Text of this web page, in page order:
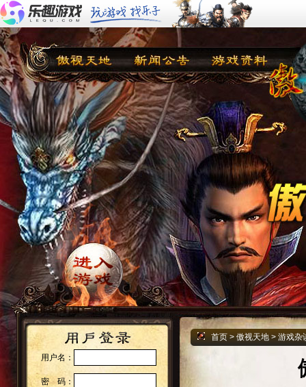
用户名：
密 码：
首页 > 傲视天地 > 游戏杂